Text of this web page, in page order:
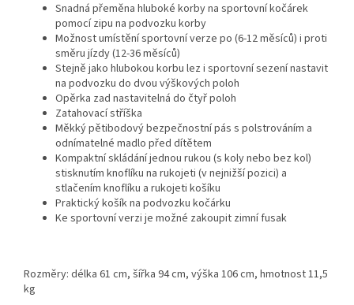
Snadná přeměna hluboké korby na sportovní kočárek
pomocí zipu na podvozku korby
Možnost umístění sportovní verze po (6-12 měsíců) i proti
směru jízdy (12-36 měsíců)
Stejně jako hlubokou korbu lez i sportovní sezení nastavit
na podvozku do dvou výškových poloh
Opěrka zad nastavitelná do čtyř poloh
Zatahovací stříška
Měkký pětibodový bezpečnostní pás s polstrováním a
odnímatelné madlo před dítětem
Kompaktní skládání jednou rukou (s koly nebo bez kol)
stisknutím knoflíku na rukojeti (v nejnižší pozici) a
stlačením knoflíku a rukojeti košíku
Praktický košík na podvozku kočárku
Ke sportovní verzi je možné zakoupit zimní fusak
Rozměry: délka 61 cm, šířka 94 cm, výška 106 cm, hmotnost 11,5
kg